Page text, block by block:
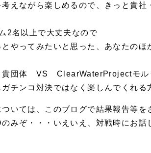
えながら楽しめるので、きっと貴社
2名以上で大丈夫なので
とやってみたいと思った、あなたの
貴団体 VS ClearWaterProjectモル
ガチンコ対決ではなく楽しんでくれる
ついては、このブログで結果報告等
のみぞ・・・いえいえ、対戦時にお話